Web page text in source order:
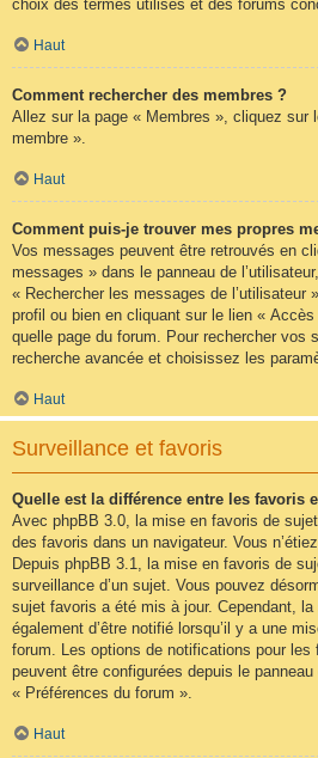
choix des termes utilisés et des forums
Haut
Comment rechercher des membres ?
Allez sur la page « Membres », cliquez sur
membre ».
Haut
Comment puis-je trouver mes propres
Vos messages peuvent être retrouvés en
messages » dans le panneau de
« Rechercher les messages de l’utilisateur
profil ou bien en cliquant sur le lien « Accès
quelle page du forum. Pour rechercher vos
recherche avancée et choisissez les
Haut
Surveillance et favoris
Quelle est la différence entre les favoris
Avec phpBB 3.0, la mise en favoris de
des favoris dans un navigateur. Vous
Depuis phpBB 3.1, la mise en favoris de
surveillance d’un sujet. Vous pouvez
sujet favoris a été mis à jour. Cependant,
également d’être notifié lorsqu’il y a une
forum. Les options de notifications pour
peuvent être configurées depuis le panneau
« Préférences du forum ».
Haut